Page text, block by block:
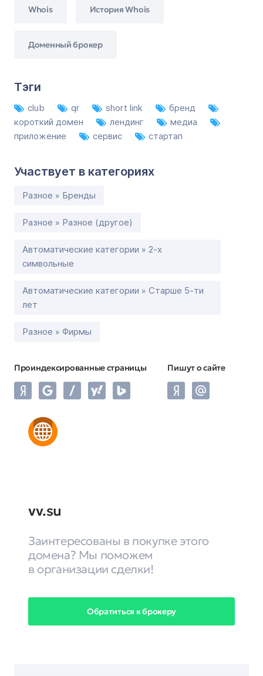
Whois История Whois
Доменный брокер
Тэги
club qr short link
бренд
короткий домен
лендинг
медиа
приложение
сервис стартап
Участвует в категориях
Разное » Бренды
Разное » Разное (другое)
Автоматические категории » 2-х
символьные
Автоматические категории » Старше 5-ти
лет
Разное » Фирмы
Проиндексированные страницы Пишут о сайте
vv.su
Заинтересованы в покупке этого
домена? Мы поможем
в организации сделки!
Обратиться к брокеру